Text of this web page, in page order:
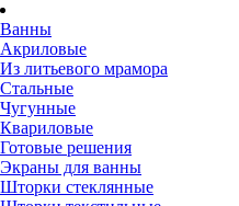
Ванны
Акриловые
Из литьевого мрамора
Стальные
Чугунные
Квариловые
Готовые решения
Экраны для ванны
Шторки стеклянные